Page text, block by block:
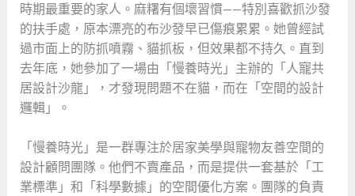
時期最重要的家人。麻糬有個壞習慣——特別喜歡抓沙發
的扶手處，原本漂亮的布沙發早已傷痕累累。她曾經試
過市面上的防抓噴霧、貓抓板，但效果都不持久。直到
去年底，她參加了一場由「慢養時光」主辦的「人寵共
居設計沙龍」，才發現問題不在貓，而在「空間的設計
邏輯」。
「慢養時光」是一群專注於居家美學與寵物友善空間的
設計顧問團隊。他們不賣產品，而是提供一套基於「工
業標準」和「科學數據」的空間優化方案。團隊的負責